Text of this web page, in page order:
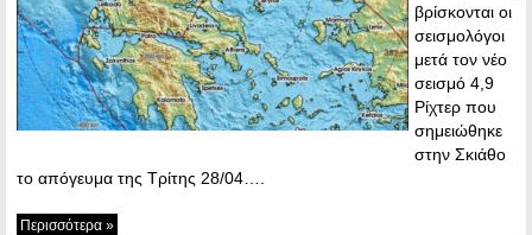
βρίσκονται οι
σεισμολόγοι
μετά τον νέο
σεισμό 4,9
Ρίχτερ που
σημειώθηκε
στην Σκιάθο
το απόγευμα της Τρίτης 28/04….
Περισσότερα »